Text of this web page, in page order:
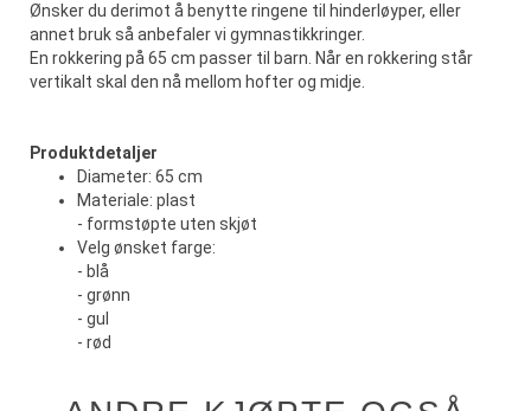
Ønsker du derimot å benytte ringene til hinderløyper, eller
annet bruk så anbefaler vi gymnastikkringer.
En rokkering på 65 cm passer til barn. Når en rokkering står
vertikalt skal den nå mellom hofter og midje.
Produktdetaljer
Diameter: 65 cm
Materiale: plast
- formstøpte uten skjøt
Velg ønsket farge:
- blå
- grønn
- gul
- rød